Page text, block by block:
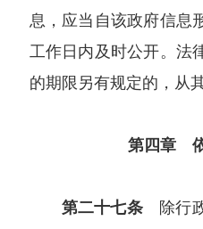
息，应当自该政府信息
工作日内及时公开。法
的期限另有规定的，从
第四章
第二十七条除行政